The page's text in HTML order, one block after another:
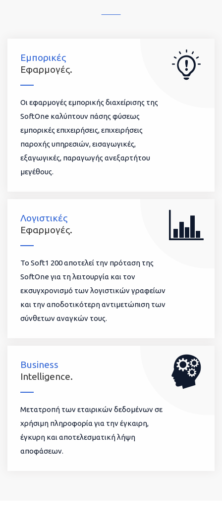
Εμπορικές
Εφαρμογές.
Οι εφαρμογές εμπορικής διαχείρισης της
SoftOne καλύπτουν πάσης φύσεως
εμπορικές επιχειρήσεις, επιχειρήσεις
παροχής υπηρεσιών, εισαγωγικές,
εξαγωγικές, παραγωγής ανεξαρτήτου
μεγέθους.
Λογιστικές
Εφαρμογές.
To Soft1 200 αποτελεί την πρόταση της
SoftOne για τη λειτουργία και τον
εκσυγχρονισμό των λογιστικών γραφείων
και την αποδοτικότερη αντιμετώπιση των
σύνθετων αναγκών τους.
Business
Intelligence.
Μετατροπή των εταιρικών δεδομένων σε
χρήσιμη πληροφορία για την έγκαιρη,
έγκυρη και αποτελεσματική λήψη
αποφάσεων.